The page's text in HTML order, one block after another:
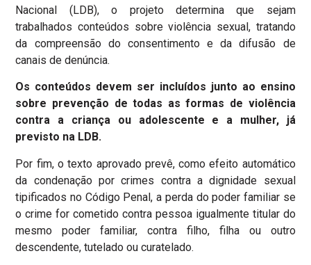
Nacional (LDB), o projeto determina que sejam
trabalhados conteúdos sobre violência sexual, tratando
da compreensão do consentimento e da difusão de
canais de denúncia.
Os conteúdos devem ser incluídos junto ao ensino
sobre prevenção de todas as formas de violência
contra a criança ou adolescente e a mulher, já
previsto na LDB.
Por fim, o texto aprovado prevê, como efeito automático
da condenação por crimes contra a dignidade sexual
tipificados no Código Penal, a perda do poder familiar se
o crime for cometido contra pessoa igualmente titular do
mesmo poder familiar, contra filho, filha ou outro
descendente, tutelado ou curatelado.